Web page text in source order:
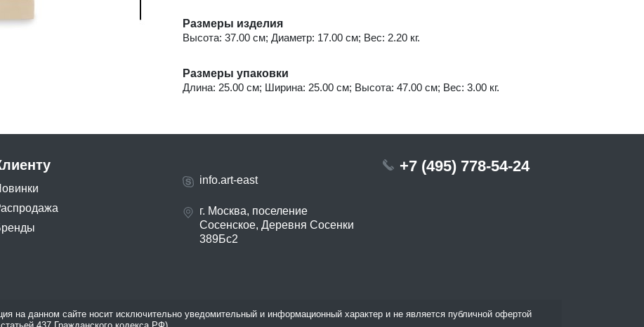
Размеры изделия
Высота: 37.00 см; Диаметр: 17.00 см; Вес: 2.20 кг.
Размеры упаковки
Длина: 25.00 см; Ширина: 25.00 см; Высота: 47.00 см; Вес: 3.00 кг.
info.art-east
г. Москва, поселение
Сосенское, Деревня Сосенки
389Бс2
+7 (495) 778-54-24
на данном сайте носит исключительно уведомительный и информационный характер и не является публичной офертой